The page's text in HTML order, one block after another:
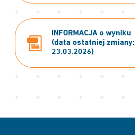
INFORMACJA o wyniku
(data ostatniej zmiany:
23.03.2026)